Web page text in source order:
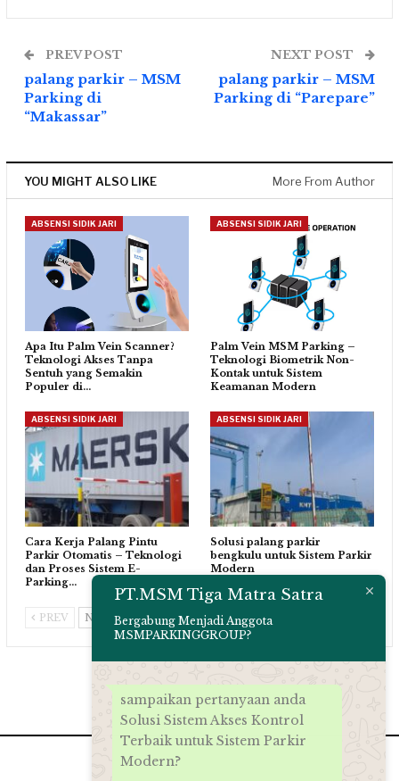
PREV POST
palang parkir – MSM
Parking di
“Makassar”
NEXT POST
palang parkir – MSM
Parking di “Parepare”
YOU MIGHT ALSO LIKE More From Author
ABSENSI SIDIK JARI
Apa Itu Palm Vein Scanner?
Teknologi Akses Tanpa
Sentuh yang Semakin
Populer di…
ABSENSI SIDIK JARI
Palm Vein MSM Parking –
Teknologi Biometrik Non-
Kontak untuk Sistem
Keamanan Modern
ABSENSI SIDIK JARI
Cara Kerja Palang Pintu
Parkir Otomatis – Teknologi
dan Proses Sistem E-
Parking…
ABSENSI SIDIK JARI
Solusi palang parkir
bengkulu untuk Sistem Parkir
Modern
PREV NEXT
PT.MSM Tiga Matra Satra
Bergabung Menjadi Anggota
MSMPARKINGGROUP?
sampaikan pertanyaan anda
Solusi Sistem Akses Kontrol
Terbaik untuk Sistem Parkir
Modern?